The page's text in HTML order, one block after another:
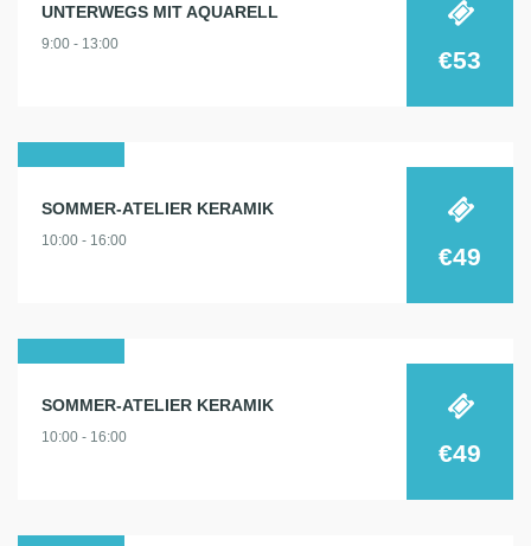
UNTERWEGS MIT AQUARELL
9:00 - 13:00
€53
2024
SOMMER-ATELIER KERAMIK
10:00 - 16:00
€49
2024
SOMMER-ATELIER KERAMIK
10:00 - 16:00
€49